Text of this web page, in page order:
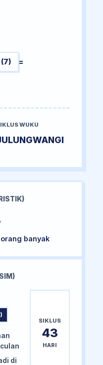
(7) =
WUKU
banyak
di
SIKLUS
43
HARI